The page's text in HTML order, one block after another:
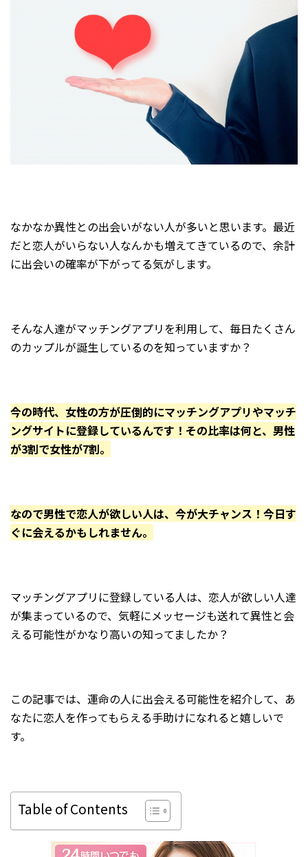
なかなか異性との出会いがない人が多いと思います。最近
だと恋人がいらない人なんかも増えてきているので、余計
に出会いの確率が下がってる気がします。
そんな人達がマッチングアプリを利用して、毎日たくさん
のカップルが誕生しているのを知っていますか？
今の時代、女性の方が圧倒的にマッチングアプリやマッチ
ングサイトに登録しているんです！その比率は何と、男性
が3割で女性が7割。
なので男性で恋人が欲しい人は、今が大チャンス！今日す
ぐに会えるかもしれません。
マッチングアプリに登録している人は、恋人が欲しい人達
が集まっているので、気軽にメッセージも送れて異性と会
える可能性がかなり高いの知ってましたか？
この記事では、運命の人に出会える可能性を紹介して、あ
なたに恋人を作ってもらえる手助けになれると嬉しいで
す。
Table of Contents